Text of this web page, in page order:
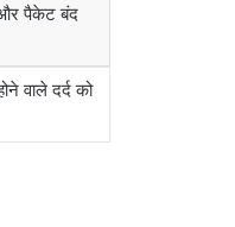
और पैकेट बंद
वाले दर्द को